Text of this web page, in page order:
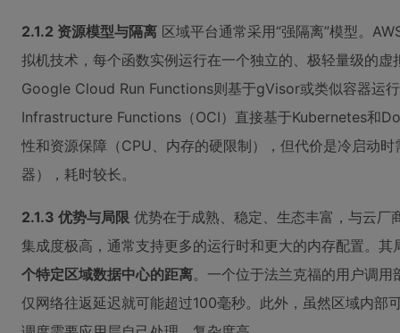
2.1.2 资源模型与隔离 区域平台通常采用“强隔离”模型。
拟机技术，每个函数实例运行在一个独立的、极轻量级的
Google Cloud Run Functions则基于gVisor或类似容器运
Infrastructure Functions（OCI）直接基于Kubernetes和
性和资源保障（CPU、内存的硬限制），但代价是冷启动
器），耗时较长。
2.1.3 优势与局限 优势在于成熟、稳定、生态丰富，与云
集成度极高，通常支持更多的运行时和更大的内存配置。其
个特定区域数据中心的距离。一个位于法兰克福的用户调用
仅网络往返延迟就可能超过100毫秒。此外，虽然区域内部